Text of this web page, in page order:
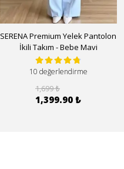
SERENA Premium Yelek Pantolon
İkili Takım - Bebe Mavi
10 değerlendirme
1,699 ₺
1,399.90 ₺